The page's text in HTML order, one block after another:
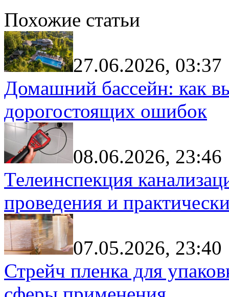
Похожие статьи
27.06.2026, 03:37
Домашний бассейн: как
дорогостоящих ошибок
08.06.2026, 23:46
Телеинспекция
проведения и
07.05.2026, 23:40
Стрейч пленка для